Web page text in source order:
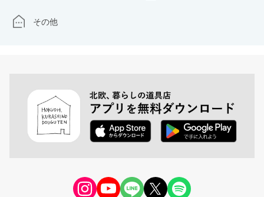
その他